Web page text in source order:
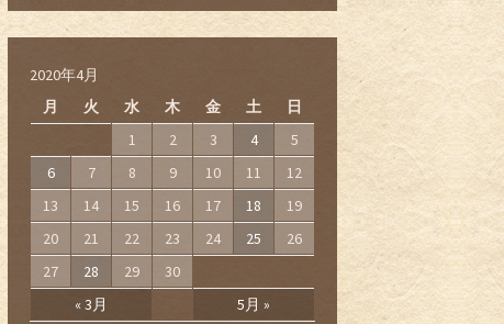
2020年4月
月
火 水 木 金 土 日
« 3月 5月 »
1 2 3 4
5
6
7 8 9 10 11
12
13
14 15 16 17 18
19
20
21 22 23 24 25
26
27
28 29 30